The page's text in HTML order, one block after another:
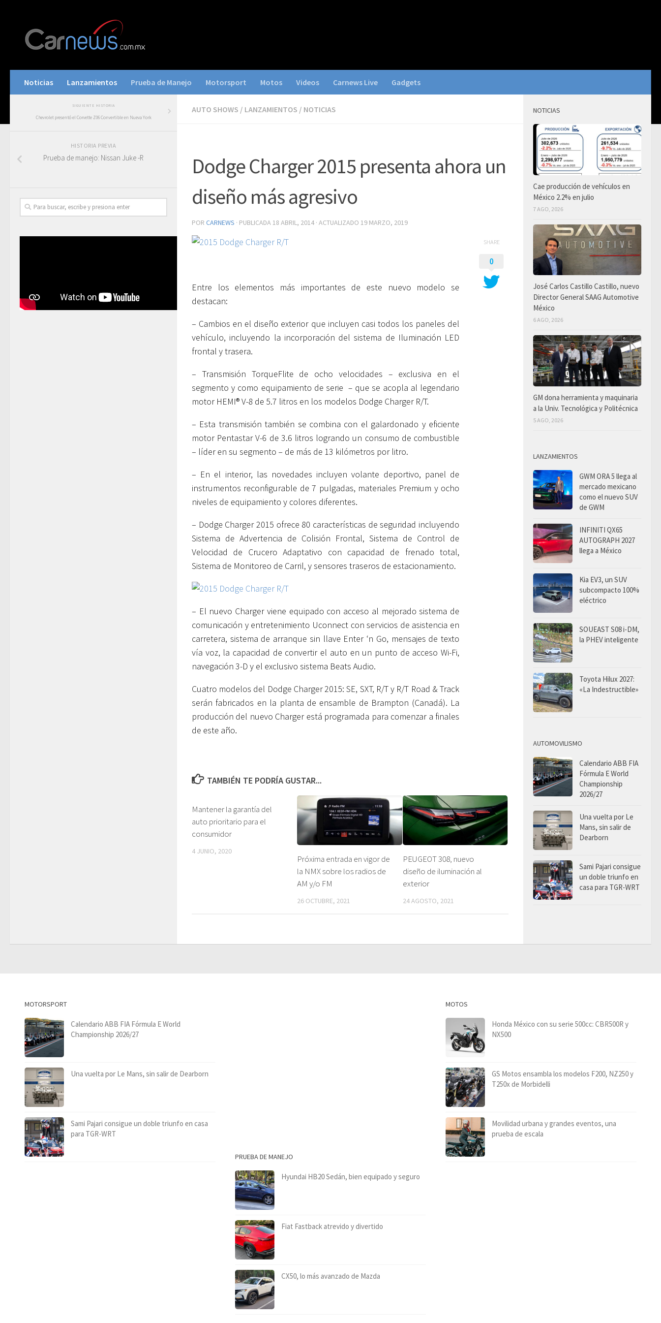
Noticias Lanzamientos Prueba de Manejo Motorsport Motos Videos Carnews Live Gadgets
AUTO SHOWS / LANZAMIENTOS / NOTICIAS
Dodge Charger 2015 presenta ahora un
diseño más agresivo
POR CARNEWS · PUBLICADA 18 ABRIL, 2014 · ACTUALIZADO 19 MARZO, 2019
Entre los elementos más importantes de este nuevo modelo se
destacan:
– Cambios en el diseño exterior que incluyen casi todos los paneles del
vehículo, incluyendo la incorporación del sistema de Iluminación LED
frontal y trasera.
– Transmisión TorqueFlite de ocho velocidades – exclusiva en el
segmento y como equipamiento de serie – que se acopla al legendario
motor HEMI® V-8 de 5.7 litros en los modelos Dodge Charger R/T.
– Esta transmisión también se combina con el galardonado y eficiente
motor Pentastar V-6 de 3.6 litros logrando un consumo de combustible
– líder en su segmento – de más de 13 kilómetros por litro.
– En el interior, las novedades incluyen volante deportivo, panel de
instrumentos reconfigurable de 7 pulgadas, materiales Premium y ocho
niveles de equipamiento y colores diferentes.
– Dodge Charger 2015 ofrece 80 características de seguridad incluyendo
Sistema de Advertencia de Colisión Frontal, Sistema de Control de
Velocidad de Crucero Adaptativo con capacidad de frenado total,
Sistema de Monitoreo de Carril, y sensores traseros de estacionamiento.
– El nuevo Charger viene equipado con acceso al mejorado sistema de
comunicación y entretenimiento Uconnect con servicios de asistencia en
carretera, sistema de arranque sin llave Enter ‘n Go, mensajes de texto
vía voz, la capacidad de convertir el auto en un punto de acceso Wi-Fi,
navegación 3-D y el exclusivo sistema Beats Audio.
Cuatro modelos del Dodge Charger 2015: SE, SXT, R/T y R/T Road & Track
serán fabricados en la planta de ensamble de Brampton (Canadá). La
producción del nuevo Charger está programada para comenzar a finales
de este año.
SHARE
0
TAMBIÉN TE PODRÍA GUSTAR...
Mantener la garantía del
auto prioritario para el
consumidor
4 JUNIO, 2020
Próxima entrada en vigor de
la NMX sobre los radios de
AM y/o FM
26 OCTUBRE, 2021
PEUGEOT 308, nuevo
diseño de iluminación al
exterior
24 AGOSTO, 2021
SIGUIENTE HISTORIA
Chevrolet presentó el Corvette Z06 Convertible en Nueva York
HISTORIA PREVIA
Prueba de manejo: Nissan Juke -R
NOTICIAS
Cae producción de vehículos en
México 2.2% en julio
7 AGO, 2026
José Carlos Castillo Castillo, nuevo
Director General SAAG Automotive
México
6 AGO, 2026
GM dona herramienta y maquinaria
a la Univ. Tecnológica y Politécnica
5 AGO, 2026
LANZAMIENTOS
GWM ORA 5 llega al
mercado mexicano
como el nuevo SUV
de GWM
INFINITI QX65
AUTOGRAPH 2027
llega a México
Kia EV3, un SUV
subcompacto 100%
eléctrico
SOUEAST S08 i-DM,
la PHEV inteligente
Toyota Hilux 2027:
«La Indestructible»
AUTOMOVILISMO
Calendario ABB FIA
Fórmula E World
Championship
2026/27
Una vuelta por Le
Mans, sin salir de
Dearborn
Sami Pajari consigue
un doble triunfo en
casa para TGR-WRT
MOTORSPORT
Calendario ABB FIA Fórmula E World
Championship 2026/27
Una vuelta por Le Mans, sin salir de Dearborn
Sami Pajari consigue un doble triunfo en casa
para TGR-WRT
PRUEBA DE MANEJO
Hyundai HB20 Sedán, bien equipado y seguro
Fiat Fastback atrevido y divertido
CX50, lo más avanzado de Mazda
MOTOS
Honda México con su serie 500cc: CBR500R y
NX500
GS Motos ensambla los modelos F200, NZ250 y
T250x de Morbidelli
Movilidad urbana y grandes eventos, una
prueba de escala